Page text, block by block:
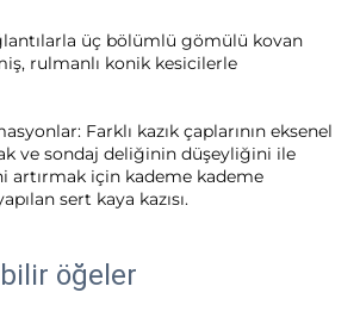
üç bölümlü gömülü kovan
rulmanlı konik kesicilerle
Farklı kazık çaplarının eksenel
ve sondaj deliğinin düşeyliğini ile
artırmak için kademe kademe
sert kaya kazısı.
öğeler